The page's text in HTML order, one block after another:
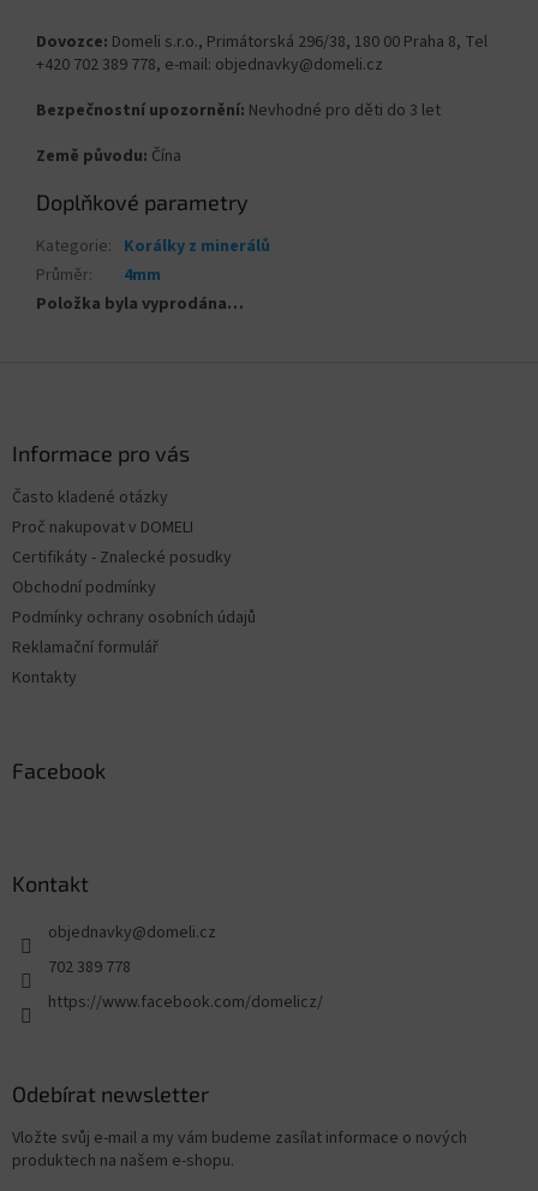
Dovozce: Domeli s.r.o., Primátorská 296/38, 180 00 Praha 8, Tel
+420 702 389 778, e-mail: objednavky@domeli.cz
Bezpečnostní upozornění: Nevhodné pro děti do 3 let
Země původu: Čína
Doplňkové parametry
Kategorie: Korálky z minerálů
Průměr:
4mm
Položka byla vyprodána…
Informace pro vás
Často kladené otázky
Proč nakupovat v DOMELI
Certifikáty - Znalecké posudky
Obchodní podmínky
Podmínky ochrany osobních údajů
Reklamační formulář
Kontakty
Facebook
Kontakt
objednavky@domeli.cz
702 389 778
https://www.facebook.com/domelicz/
Odebírat newsletter
Vložte svůj e-mail a my vám budeme zasílat informace o nových
produktech na našem e-shopu.